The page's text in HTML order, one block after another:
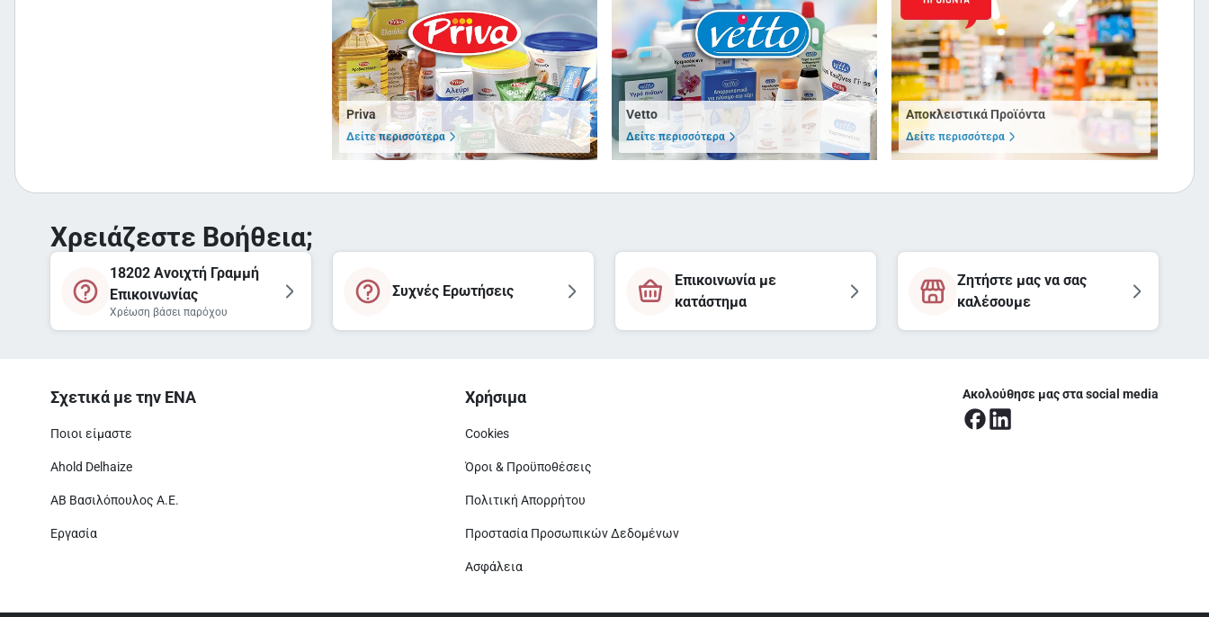
Priva
Δείτε περισσότερα
Vetto
Δείτε περισσότερα
Αποκλειστικά Προϊόντα
Δείτε περισσότερα
Χρειάζεστε Βοήθεια;
18202 Ανοιχτή Γραμμή
Επικοινωνίας
Χρέωση βάσει παρόχου
Συχνές Ερωτήσεις
Επικοινωνία με
κατάστημα
Ζητήστε μας να σας
καλέσουμε
Σχετικά με την ΕΝΑ
Ποιοι είμαστε
Ahold Delhaize
ΑΒ Βασιλόπουλος Α.Ε.
Εργασία
Χρήσιμα
Cookies
Όροι & Προϋποθέσεις
Πολιτική Απορρήτου
Προστασία Προσωπικών Δεδομένων
Ασφάλεια
Ακολούθησε μας στα social media